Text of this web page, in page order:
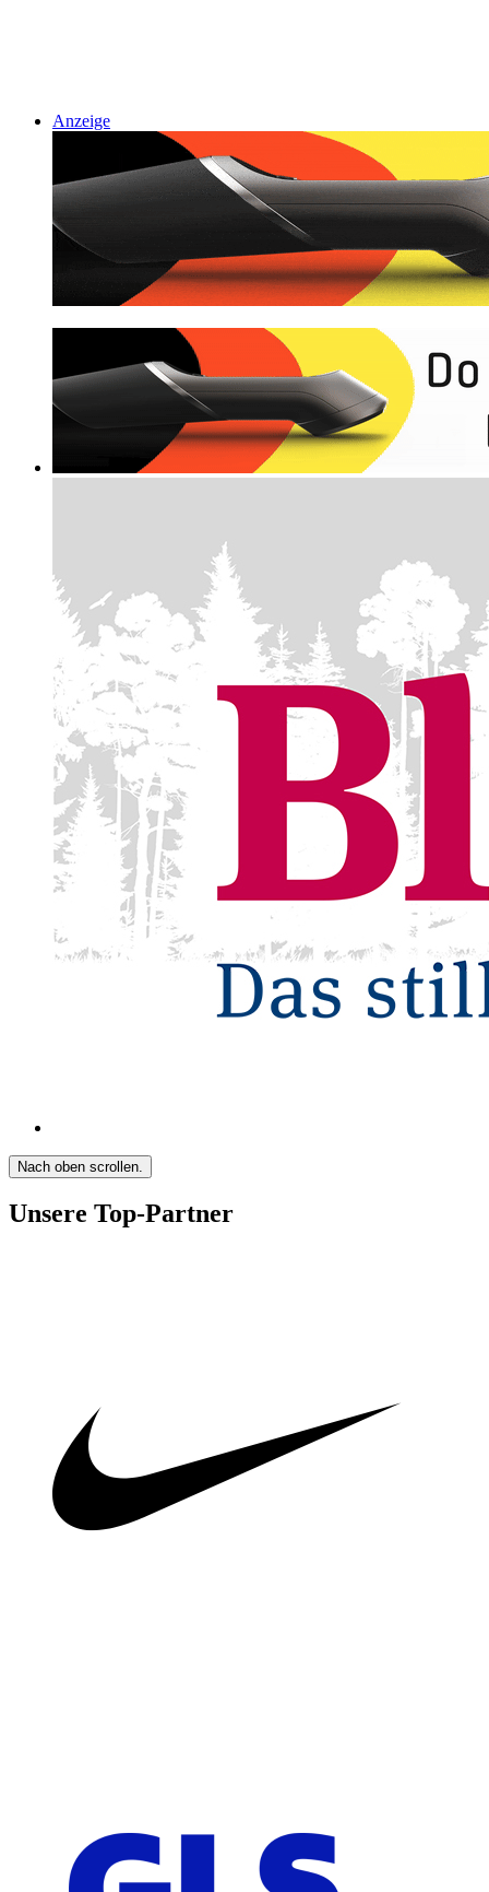
Anzeige
Nach oben scrollen.
Unsere Top-Partner